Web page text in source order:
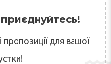
пропозиції для вашої